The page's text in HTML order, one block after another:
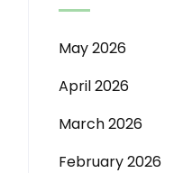
May 2026
April 2026
March 2026
February 2026